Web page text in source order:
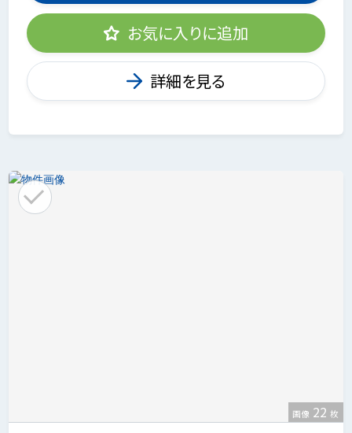
お気に入りに追加
詳細を見る
画像 22 枚